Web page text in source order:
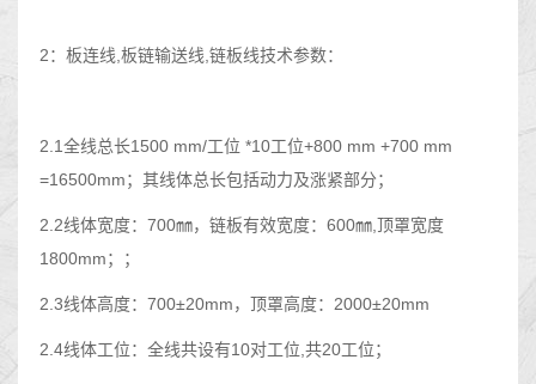
2：板连线,板链输送线,链板线技术参数：
2.1全线总长1500 mm/工位 *10工位+800 mm +700 mm
=16500mm；其线体总长包括动力及涨紧部分；
2.2线体宽度：700㎜，链板有效宽度：600㎜,顶罩宽度
1800mm；；
2.3线体高度：700±20mm，顶罩高度：2000±20mm
2.4线体工位：全线共设有10对工位,共20工位；